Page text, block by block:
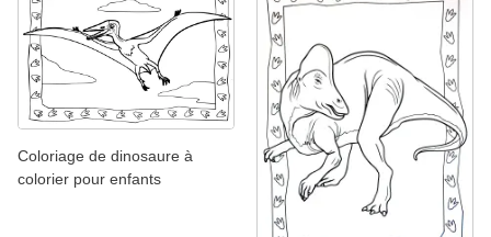
Coloriage de dinosaure à
colorier pour enfants